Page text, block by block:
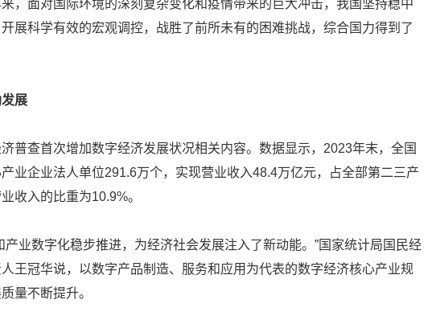
，面对国际环境的深刻复杂变化和疫情带来的巨大冲击，我国坚持稳中
展科学有效的宏观调控，战胜了前所未有的困难挑战，综合国力得到了
展
普查首次增加数字经济发展状况相关内容。数据显示，2023年末，全国
业企业法人单位291.6万个，实现营业收入48.4万亿元，占全部第二三产
收入的比重为10.9%。
产业数字化稳步推进，为经济社会发展注入了新动能。”国家统计局国民经
王冠华说，以数字产品制造、服务和应用为代表的数字经济核心产业规
量不断提升。